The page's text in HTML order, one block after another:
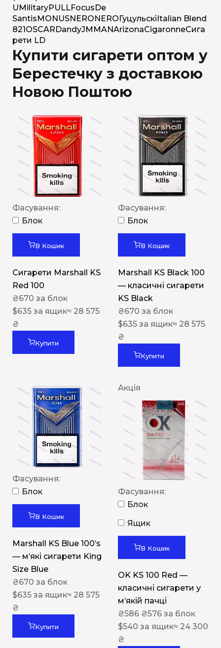
U MilitaryPULLFocus De
Santis MONUSNERO NERO Гуцульскі Italian Blend
821 OSCAR DandyJM MANArizonaCigaronneСига
рети LD
Купити сигарети оптом у
Берестечку з доставкою
Новою Поштою
Фасування:
Блок
В Кошик
Сигарети Marshall KS
Red 100
₴670 за блок
$635 за ящик≈ 28 575
₴
Купити
Фасування:
Блок
В Кошик
Marshall KS Black 100
— класичні сигарети
KS Black
₴670 за блок
$635 за ящик≈ 28 575
₴
Купити
Фасування:
Блок
В Кошик
Marshall KS Blue 100’s
— м’які сигарети King
Size Blue
₴670 за блок
$635 за ящик≈ 28 575
₴
Купити
Акція
Фасування:
Блок
Ящик
В Кошик
OK KS 100 Red —
класичні сигарети у
м’якій пачці
₴586 ₴576 за блок
$540 за ящик≈ 24 300
₴